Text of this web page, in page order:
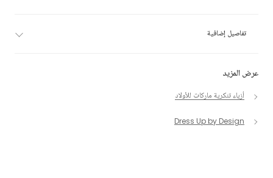
عرض المزيد
أزياء تنكرية ماركات للأولاد
Dress Up by Design
تفاصيل إضافية